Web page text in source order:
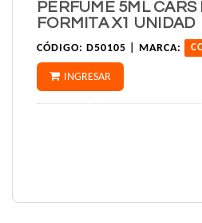
PERFUME 5ML CARS
FORMITA X1 UNIDAD
CÓDIGO: D50105 | MARCA:
INGRESAR